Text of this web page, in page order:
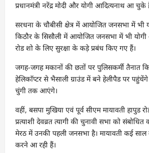
प्रधानमंत्री नरेंद्र मोदी और योगी आदित्यनाथ आ चुके
सरधना के चौबीसी क्षेत्र में आयोजित जनसभा में भी
किठौर के सिसौली में आयोजित जनसभा में भी
रोड शो के लिए सुरक्षा के कड़े प्रबंध किए गए हैं।
जगह-जगह मकानों की छतों पर पुलिसकर्मी तैनात
हेलिकाॅप्टर से भैसाली ग्राउंड में बने हेलीपैड पर पहुंचेंगे।
चुंगी तक आएंगे।
वहीं, बसपा मुखिया एवं पूर्व सीएम मायावती हापुड
प्रत्याशी देवव्रत त्यागी की चुनावी सभा को
मेरठ में उनकी पहली जनसभा है। मायावती कई
करने आ रही हैं।